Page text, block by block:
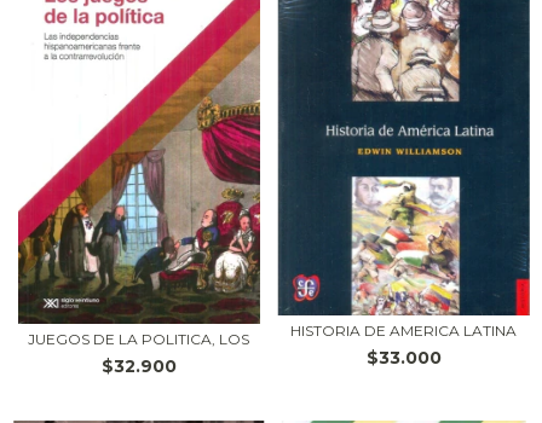
JUEGOS DE LA POLITICA, LOS
$32.900
HISTORIA DE AMERICA LATINA
$33.000